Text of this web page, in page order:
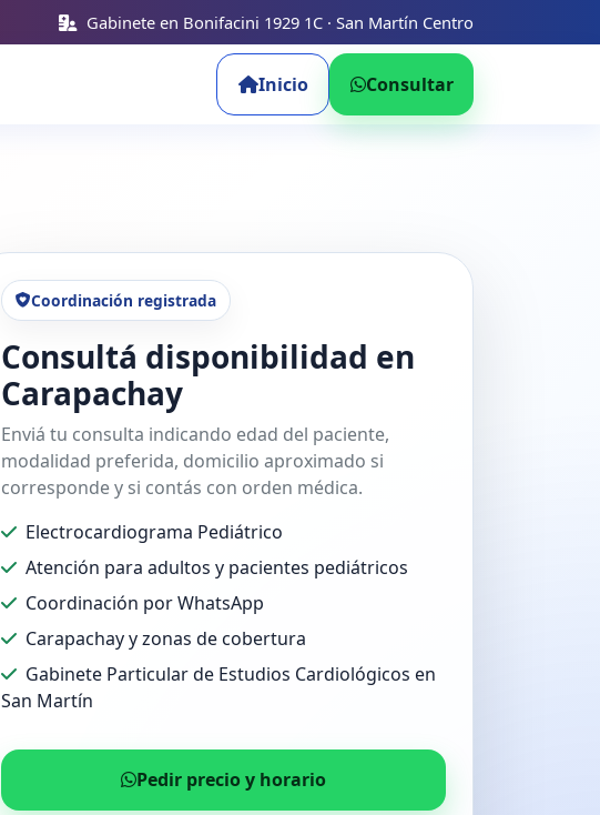
Gabinete en Bonifacini 1929 1C · San Martín Centro
Inicio Consultar
Coordinación registrada
Consultá disponibilidad en
Carapachay
Enviá tu consulta indicando edad del paciente,
modalidad preferida, domicilio aproximado si
corresponde y si contás con orden médica.
Electrocardiograma Pediátrico
Atención para adultos y pacientes pediátricos
Coordinación por WhatsApp
Carapachay y zonas de cobertura
Gabinete Particular de Estudios Cardiológicos en
San Martín
Pedir precio y horario